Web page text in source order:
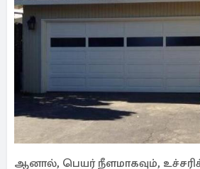
ஆனால், பெயர் நீளமாகவும்,